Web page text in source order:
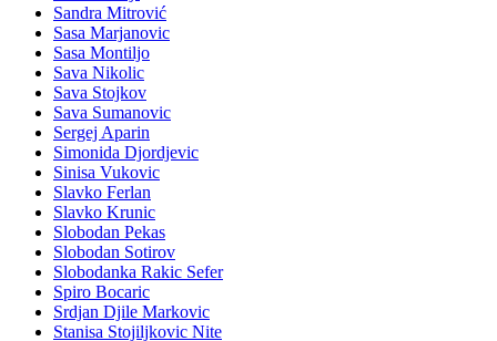
Sandra Mitrović
Sasa Marjanovic
Sasa Montiljo
Sava Nikolic
Sava Stojkov
Sava Sumanovic
Sergej Aparin
Simonida Djordjevic
Sinisa Vukovic
Slavko Ferlan
Slavko Krunic
Slobodan Pekas
Slobodan Sotirov
Slobodanka Rakic Sefer
Spiro Bocaric
Srdjan Djile Markovic
Stanisa Stojiljkovic Nite